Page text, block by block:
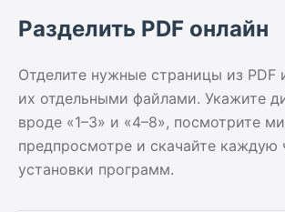
Разделить PDF онлайн
Отделите нужные страницы из PDF
их отдельными файлами. Укажите
вроде «1–3» и «4–8», посмотрите
предпросмотре и скачайте каждую
установки программ.